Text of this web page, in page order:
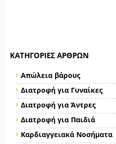
ΚΑΤΗΓΟΡΊΕΣ ΆΡΘΡΩΝ
Απώλεια βάρους
Διατροφή για Γυναίκες
Διατροφή για Άντρες
Διατροφή για Παιδιά
Καρδιαγγειακά Νοσήματα